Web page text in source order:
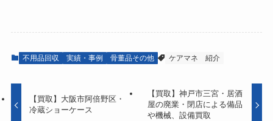
不用品回収 実績・事例 骨董品その他 ケアマネ 紹介
【買取】大阪市阿倍野区・
冷蔵ショーケース
【買取】神戸市三宮・居酒
屋の廃業・閉店による備品
や機械、設備買取